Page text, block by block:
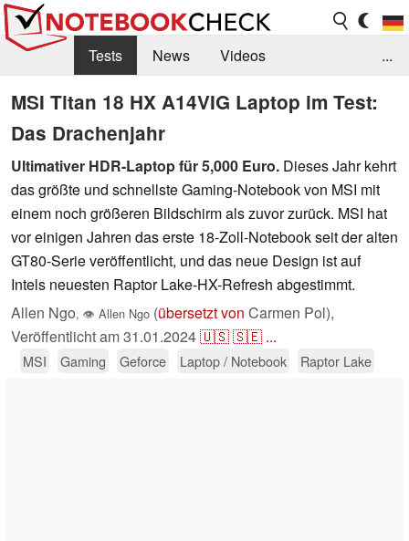
Tests News
Videos
Benchmarks & Tech
Externe Tests
Kaufberatung
Deals
Forum
...
MSI Titan 18 HX A14VIG Laptop im Test:
Das Drachenjahr
Ultimativer HDR-Laptop für 5,000 Euro. Dieses Jahr kehrt
das größte und schnellste Gaming-Notebook von MSI mit
einem noch größeren Bildschirm als zuvor zurück. MSI hat
vor einigen Jahren das erste 18-Zoll-Notebook seit der alten
GT80-Serie veröffentlicht, und das neue Design ist auf
Intels neuesten Raptor Lake-HX-Refresh abgestimmt.
Allen Ngo, 👁 Allen Ngo (übersetzt von Carmen Pol),
Veröffentlicht am31.01.2024🇺🇸🇸🇪 ...
MSI Gaming Geforce Laptop / Notebook Raptor Lake